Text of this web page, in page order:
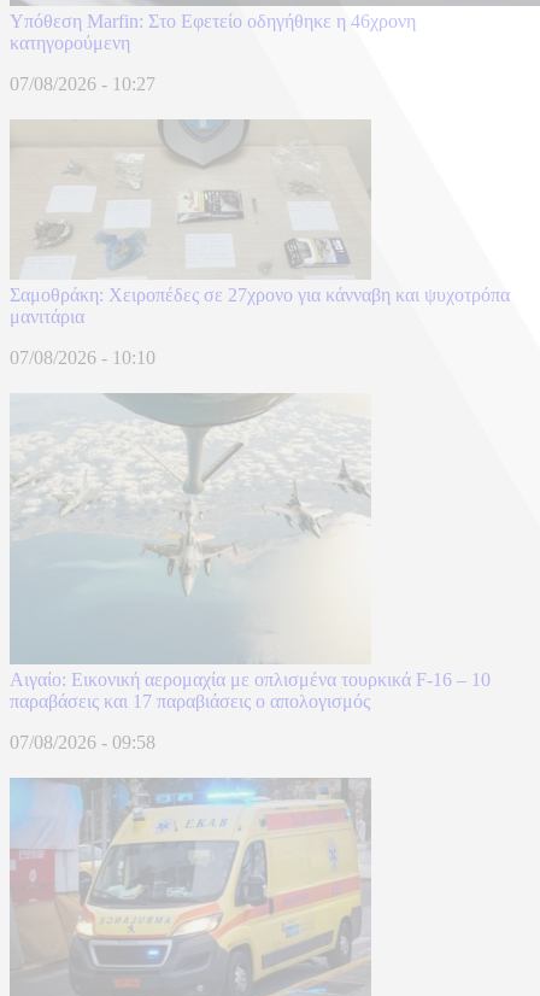
Υπόθεση Marfin: Στο Εφετείο οδηγήθηκε η 46χρονη
κατηγορούμενη
07/08/2026 - 10:27
Σαμοθράκη: Χειροπέδες σε 27χρονο για κάνναβη και ψυχοτρόπα
μανιτάρια
07/08/2026 - 10:10
Αιγαίο: Εικονική αερομαχία με οπλισμένα τουρκικά F-16 – 10
παραβάσεις και 17 παραβιάσεις ο απολογισμός
07/08/2026 - 09:58